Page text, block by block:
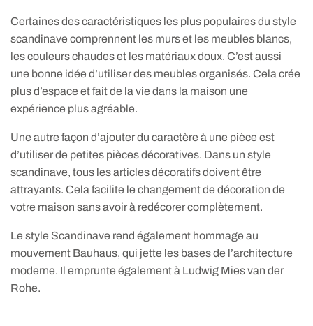
Certaines des caractéristiques les plus populaires du style
scandinave comprennent les murs et les meubles blancs,
les couleurs chaudes et les matériaux doux. C’est aussi
une bonne idée d’utiliser des meubles organisés. Cela crée
plus d’espace et fait de la vie dans la maison une
expérience plus agréable.
Une autre façon d’ajouter du caractère à une pièce est
d’utiliser de petites pièces décoratives. Dans un style
scandinave, tous les articles décoratifs doivent être
attrayants. Cela facilite le changement de décoration de
votre maison sans avoir à redécorer complètement.
Le style Scandinave rend également hommage au
mouvement Bauhaus, qui jette les bases de l’architecture
moderne. Il emprunte également à Ludwig Mies van der
Rohe.